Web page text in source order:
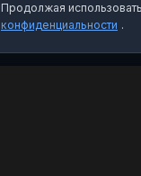
Продолжая
конфиденциальности .